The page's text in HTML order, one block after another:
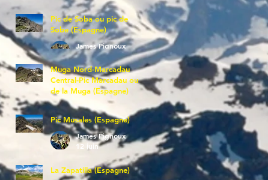
Pic de Soba ou pic de
Sobe (Espagne)
James Pignoux
25 juin
Muga Nord-Marcadau
Central-Pic Marcadau ou
de la Muga (Espagne)
James Pignoux
21 juin
Pic Musales (Espagne)
James Pignoux
12 juin
La Zapatilla (Espagne)